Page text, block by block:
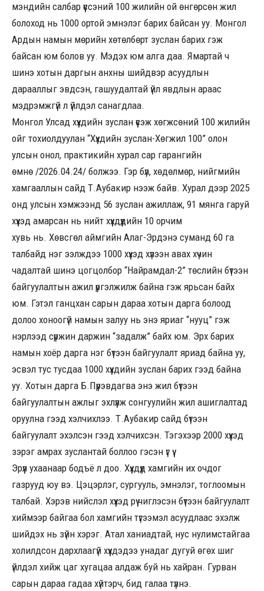
мэндийн салбар үүссэний 100 жилийн ой өнгөрсөн жил
болоход нь 1000 ортой эмнэлэг барих байсан уу. Монгол
Ардын намын мөрийн хөтөлбөрт зуслан барих гэж
байсан юм болов уу. Мэдэх юм алга даа. Ямартай ч
шинэ хотын даргын анхны шийдвэр асуудлын
дарааллыг эвдсэн, гашуудалтай үйл явдлын араас
мэдрэмжгүй л үйлдэл санагдлаа.
Монгол Улсад хүүхдийн зуслан үүсэж хөгжсөний 100 жилийн
ойг тохиолдуулан “Хүүхдийн зуслан-Хөгжил 100” олон
улсын онол, практикийн хурал сар гарангийн
өмнө /2026.04.24/ болжээ. Гэр бүл, хөдөлмөр, нийгмийн
хамгааллын сайд Т.Аубакир нээж байв. Хурал дээр 2025
онд улсын хэмжээнд 56 зуслан ажиллаж, 91 мянга гаруй
хүүхэд амарсан нь нийт хүүхдүүдийн 10 орчим
хувь нь. Хөвсгөл аймгийн Алаг-Эрдэнэ суманд 60 га
талбайд нэг ээлждээ 1000 хүүхэд хүлээн авах хүчин
чадалтай шинэ цогцолбор “Найрамдал-2” төслийн бүтээн
байгуулалтын ажил үргэлжилж байна гэж ярьсан байх
юм. Гэтэл ганцхан сарын дараа хотын дарга болоод
долоо хоноогүй намын залуу нь энэ яриаг “нууц” гэж
нэрлээд сүржин даржин “задалж” байх юм. Эрх барих
намын хоёр дарга нэг бүтээн байгуулалт яриад байна уу,
эсвэл тус тусдаа 1000 хүүхдийн зуслан барих гээд байна
уу. Хотын дарга Б.Пүрэвдагва энэ жил бүтээн
байгуулалтын ажлыг эхлүүлж сонгуулийн жил ашиглалтад
оруулна гээд хэлчихлээ. Т.Аубакир сайд бүтээн
байгуулалт эхэлсэн гээд хэлчихсэн. Тэгэхээр 2000 хүүхэд
зэрэг амрах зуслантай боллоо гэсэн үг үү.
Эрүүл ухаанаар бодъё л доо. Хүүхдүүд хамгийн их очдог
газрууд юу вэ. Цэцэрлэг, сургууль, эмнэлэг, тоглоомын
талбай. Хэрэв нийслэл хүүхэд рүү чиглэсэн бүтээн байгуулалт
хиймээр байгаа бол хамгийн түгээмэл асуудлаас эхэлж
шийдэх нь зүйн хэрэг. Атал ханиадтай, нус нулимстайгаа
холилдсон дархлаагүй хүүхдэдээ унадаг дугуй өгөх шиг
үйлдэл хийж цаг хугацаа алдаж буй нь хайран. Гурван
сарын дараа гадаа хүйтэрч, бид галаа түлнэ.